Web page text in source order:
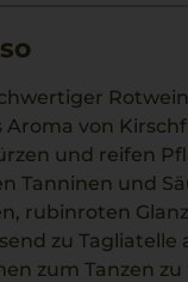
von
und reifen
Tanninen und
rubinroten
zu Tagliatelle
zum Tanzen